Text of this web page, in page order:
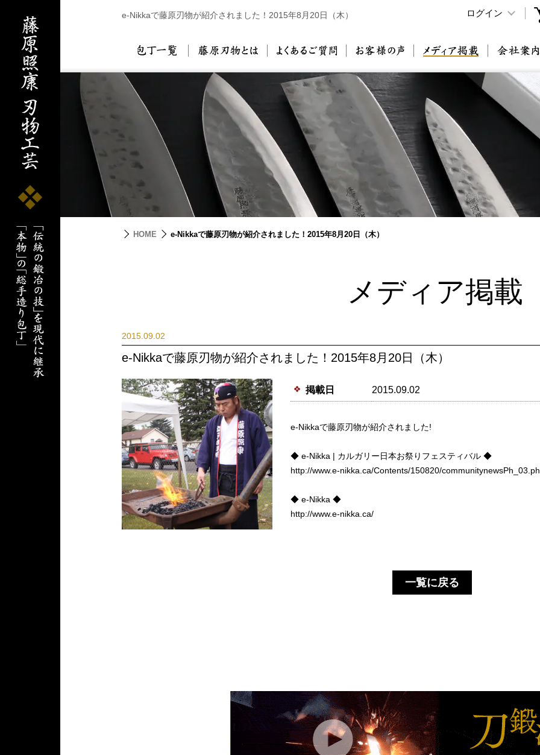
e-Nikkaで藤原刃物が紹介されました！2015年8月20日（木） ログイン
包丁一覧 藤原刃物とは よくあるご質問 お客様の声 メディア掲載
HOME e-Nikkaで藤原刃物が紹介されました！2015年8月20日（木）
メディア掲載
2015.09.02
e-Nikkaで藤原刃物が紹介されました！2015年8月20日（木）
掲載日 2015.09.02
e-Nikkaで藤原刃物が紹介されました!
◆ e-Nikka | カルガリー日本お祭りフェスティバル ◆
http://www.e-nikka.ca/Contents/150820/
◆ e-Nikka ◆
http://www.e-nikka.ca/
一覧に戻る